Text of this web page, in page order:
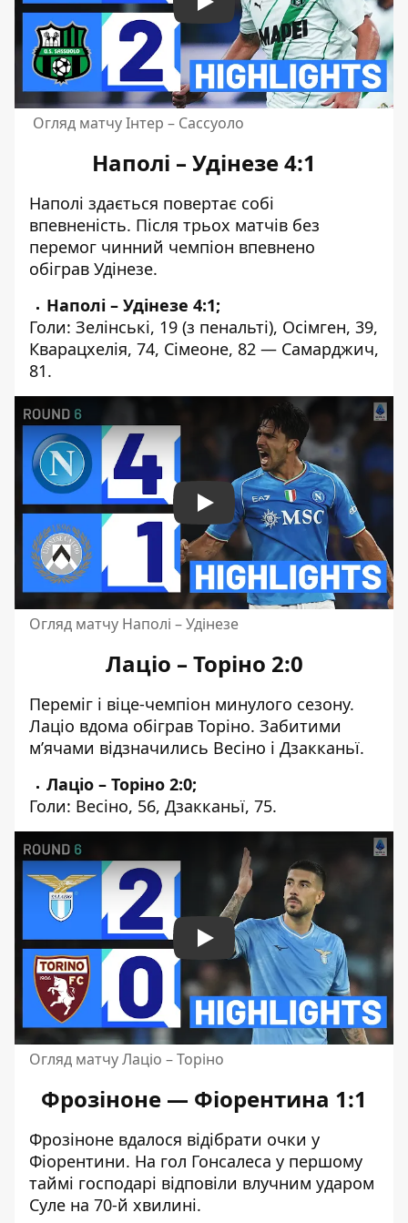
Play
Огляд матчу Інтер – Сассуоло
Наполі – Удінезе 4:1
Наполі здається повертає собі
впевненість. Після трьох матчів без
перемог чинний чемпіон впевнено
обіграв Удінезе.
Наполі – Удінезе 4:1;
Голи: Зелінські, 19 (з пенальті), Осімген, 39,
Кварацхелія, 74, Сімеоне, 82 — Самарджич,
81.
Play
Огляд матчу Наполі – Удінезе
Лаціо – Торіно 2:0
Переміг і віце-чемпіон минулого сезону.
Лаціо вдома обіграв Торіно. Забитими
м’ячами відзначились Весіно і Дзакканьї.
Лаціо – Торіно 2:0;
Голи: Весіно, 56, Дзакканьї, 75.
Play
Огляд матчу Лаціо – Торіно
Фрозіноне — Фіорентина 1:1
Фрозіноне вдалося відібрати очки у
Фіорентини. На гол Гонсалеса у першому
таймі господарі відповіли влучним ударом
Суле на 70-й хвилині.